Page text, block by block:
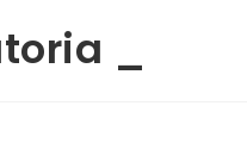
_